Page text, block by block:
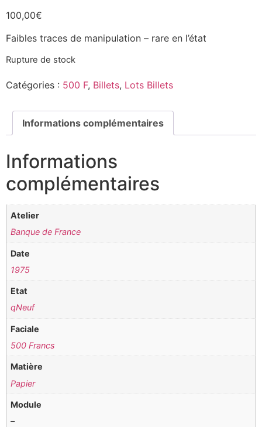
100,00€
Faibles traces de manipulation – rare en l’état
Rupture de stock
Catégories : 500 F, Billets, Lots Billets
Informations complémentaires
Informations
complémentaires
Atelier
Banque de France
Date
1975
Etat
qNeuf
Faciale
500 Francs
Matière
Papier
Module
–